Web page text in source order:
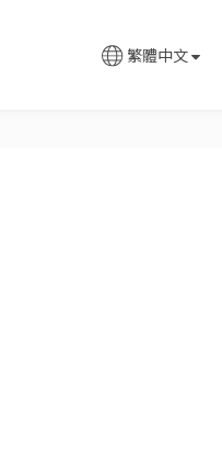
繁體中文